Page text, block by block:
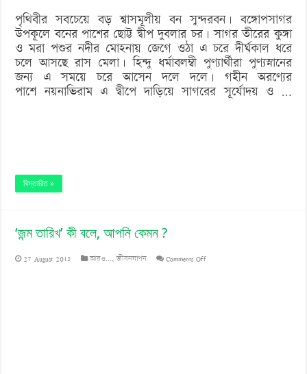
পৃথিবীর সবচেয়ে বড় শ্বাসমূলীয় বন সুন্দরবন। বঙ্গোপসাগর
উপকূলে বনের পাশের ছোট্ট দ্বীপ দুবলার চর। সাগর তীরের কুঙ্গা
ও মরা পশুর নদীর মোহনায় জেগে ওঠা এ চরে দীর্ঘকাল ধরে
চলে আসছে রাস মেলা। হিন্দু ধর্মাবলম্বী পুণ্যার্থীরা পুণ্যস্নানের
জন্য এ সময়ে চরে আসেন দলে দলে। গহীন অরণ্যের
পাশে নয়নাভিরাম এ দ্বীপে দাড়িয়ে সাগরের সূর্যোদয় ও …
বিস্তারিত »
‘জন্ম তারিখ’ কী বলে, আপনি কেমন ?
27 August 2015 আরও...,জীবনযাপন Comments Offon